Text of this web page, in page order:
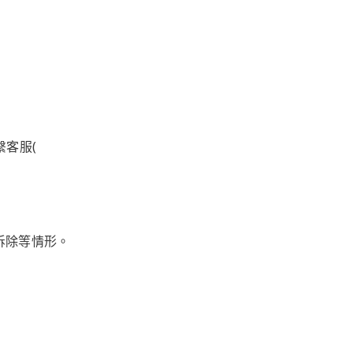
客服(
等情形。